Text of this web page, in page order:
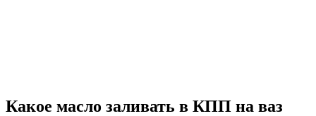
Какое масло заливать в КПП на ваз